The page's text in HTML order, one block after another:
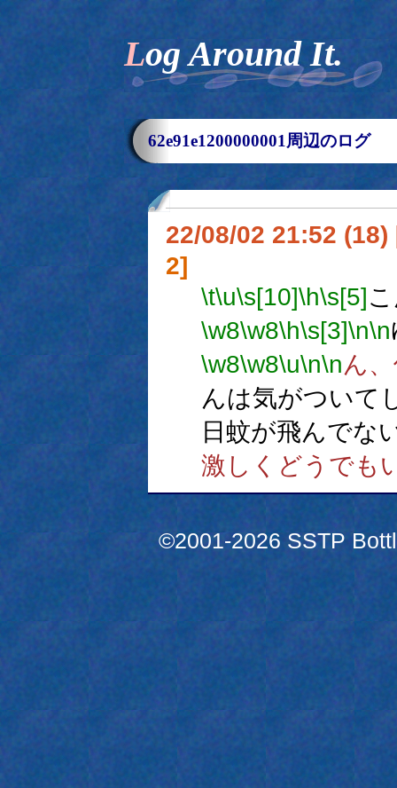
Log Around It.
62e91e1200000001周辺のログ
22/08/02 21:52 (18)
2]
\t\u\s[10]\h\s[5]
\w8\w8\h\s[3]\n\n
\w8\w8\u\n\nん
んは気がついて
日蚊が飛んでな
激しくどうでも
©2001-2026 SSTP